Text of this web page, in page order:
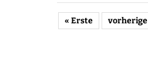
« Erste vorherige